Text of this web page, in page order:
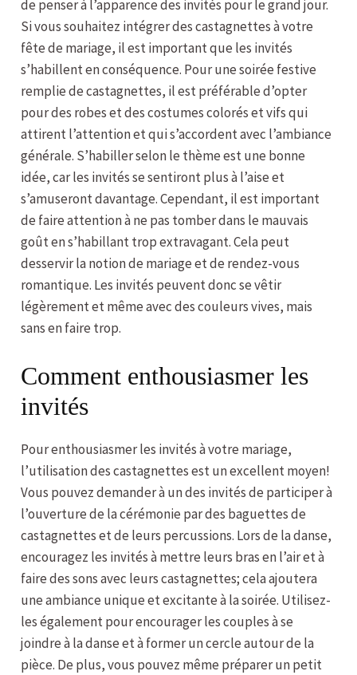
de penser à l’apparence des invités pour le grand jour.
Si vous souhaitez intégrer des castagnettes à votre
fête de mariage, il est important que les invités
s’habillent en conséquence. Pour une soirée festive
remplie de castagnettes, il est préférable d’opter
pour des robes et des costumes colorés et vifs qui
attirent l’attention et qui s’accordent avec l’ambiance
générale. S’habiller selon le thème est une bonne
idée, car les invités se sentiront plus à l’aise et
s’amuseront davantage. Cependant, il est important
de faire attention à ne pas tomber dans le mauvais
goût en s’habillant trop extravagant. Cela peut
desservir la notion de mariage et de rendez-vous
romantique. Les invités peuvent donc se vêtir
légèrement et même avec des couleurs vives, mais
sans en faire trop.
Comment enthousiasmer les
invités
Pour enthousiasmer les invités à votre mariage,
l’utilisation des castagnettes est un excellent moyen!
Vous pouvez demander à un des invités de participer à
l’ouverture de la cérémonie par des baguettes de
castagnettes et de leurs percussions. Lors de la danse,
encouragez les invités à mettre leurs bras en l’air et à
faire des sons avec leurs castagnettes; cela ajoutera
une ambiance unique et excitante à la soirée. Utilisez-
les également pour encourager les couples à se
joindre à la danse et à former un cercle autour de la
pièce. De plus, vous pouvez même préparer un petit